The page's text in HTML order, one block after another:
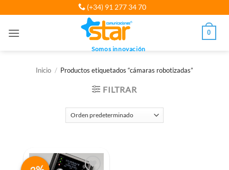
al
(+34) 91 277 34 70
Somos innovación
0
Inicio / Productos etiquetados “cámaras robotizadas”
FILTRAR